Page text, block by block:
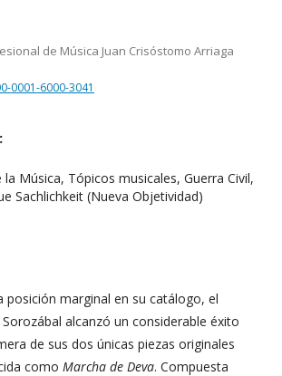
de Música Juan Crisóstomo Arriaga
0001-6000-3041
Música, Tópicos musicales, Guerra Civil,
Sachlichkeit (Nueva Objetividad)
posición marginal en su catálogo, el
alcanzó un considerable éxito
de sus dos únicas piezas originales
como Marcha de Deva. Compuesta